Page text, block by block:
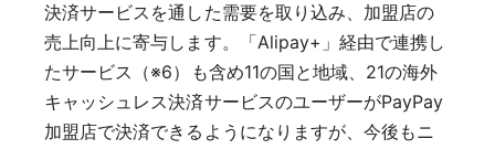
決済サービスを通した需要を取り込み、加盟店の
売上向上に寄与します。「Alipay+」経由で連携し
たサービス（※6）も含め11の国と地域、21の海外
キャッシュレス決済サービスのユーザーがPayPay
加盟店で決済できるようになりますが、今後もニ